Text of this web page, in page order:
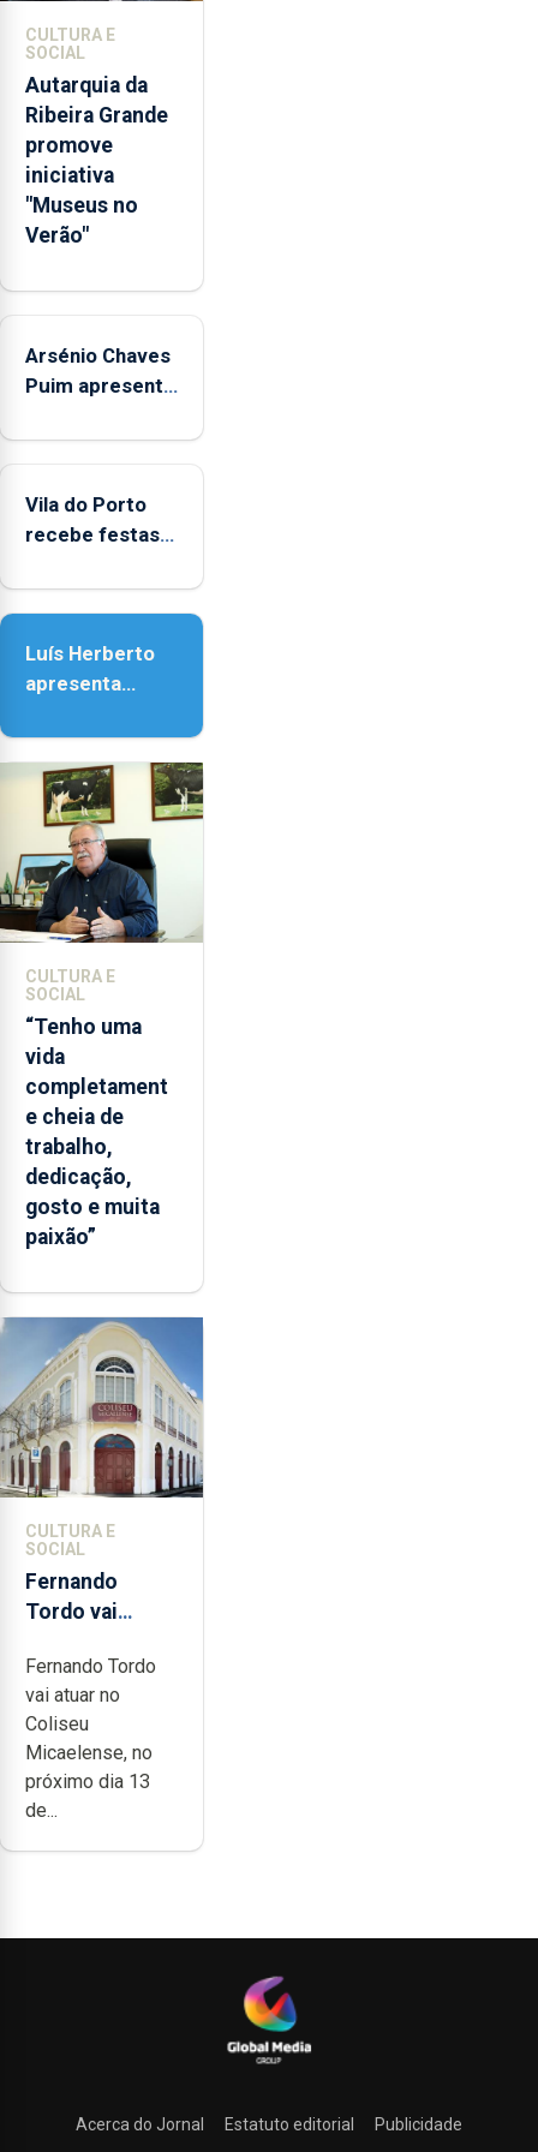
pessoais,
emocionais
e
sociais
junto
das
crianças
CULTURA E
SOCIAL
Autarquia da
Ribeira Grande
promove
iniciativa
"Museus no
Verão"
Arsénio Chaves
Puim apresenta
Biblioteca de
Vila do Porto
recebe festas
Nossa Senhora
Luís Herberto
apresenta
Paisagem’
CULTURA E
SOCIAL
“Tenho uma
vida
completament
e cheia de
trabalho,
dedicação,
gosto e muita
paixão”
CULTURA E
SOCIAL
Fernando
Tordo vai
anos de
carreira no
Coliseu
Micaelense
Fernando Tordo
vai atuar no
Coliseu
Micaelense, no
próximo dia 13
de...
Acerca do Jornal Estatuto editorial Publicidade